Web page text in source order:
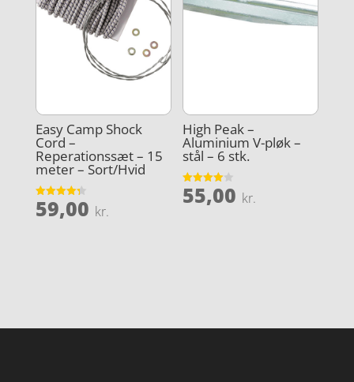
Easy Camp Shock
Cord –
Reperationssæt – 15
meter – Sort/Hvid
Vurderet
4.3
59,00 kr.
High Peak –
Aluminium V-pløk –
stål – 6 stk.
Vurderet
4
55,00 kr.